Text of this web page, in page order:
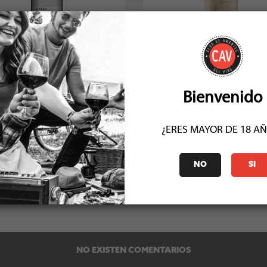
Edwards Marea Syrah 2020
Socio: $17.910
Normal: $19.900
Stock: 4
Sutil Limited Release Syrah
Socio: $12.591
Normal: $13.990
COMENTARIOS (0)
NO EXISTEN COMENTARIOS
Bienvenido
¿ERES MAYOR DE 18
NO SI